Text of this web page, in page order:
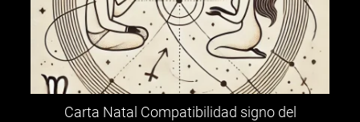
Carta Natal Compatibilidad signo del